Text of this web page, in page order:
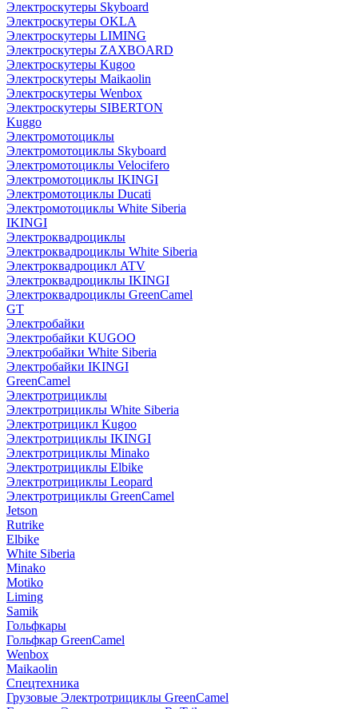
Электроскутеры Skyboard
Электроскутеры OKLA
Электроскутеры LIMING
Электроскутеры ZAXBOARD
Электроскутеры Kugoo
Электроскутеры Maikaolin
Электроскутеры Wenbox
Электроскутеры SIBERTON
Kuggo
Электромотоциклы
Электромотоциклы Skyboard
Электромотоциклы Velocifero
Электромотоциклы IKINGI
Электромотоциклы Ducati
Электромотоциклы White Siberia
IKINGI
Электроквадроциклы
Электроквадроциклы White Siberia
Электроквадроцикл ATV
Электроквадроциклы IKINGI
Электроквадроциклы GreenCamel
GT
Электробайки
Электробайки KUGOO
Электробайки White Siberia
Электробайки IKINGI
GreenCamel
Электротрициклы
Электротрициклы White Siberia
Электротрицикл Kugoo
Электротрициклы IKINGI
Электротрициклы Minako
Электротрициклы Elbike
Электротрициклы Leopard
Электротрициклы GreenCamel
Jetson
Rutrike
Elbike
White Siberia
Minako
Motiko
Liming
Samik
Гольфкары
Гольфкар GreenCamel
Wenbox
Maikaolin
Спецтехника
Грузовые Электротрициклы GreenCamel